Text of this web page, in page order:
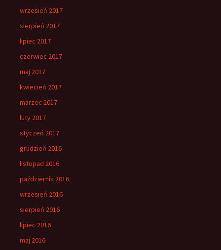
wrzesień 2017
sierpień 2017
lipiec 2017
czerwiec 2017
maj 2017
kwiecień 2017
marzec 2017
luty 2017
styczeń 2017
grudzień 2016
listopad 2016
październik 2016
wrzesień 2016
sierpień 2016
lipiec 2016
maj 2016